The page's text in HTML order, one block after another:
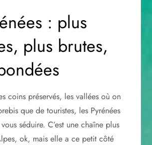
: plus
plus brutes,
coins préservés, les vallées où on
que de touristes, les Pyrénées
séduire. C’est une chaîne plus
ok, mais elle a ce petit côté